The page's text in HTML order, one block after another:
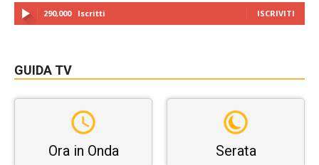
290,000 Iscritti ISCRIVITI
GUIDA TV
Ora in Onda Serata